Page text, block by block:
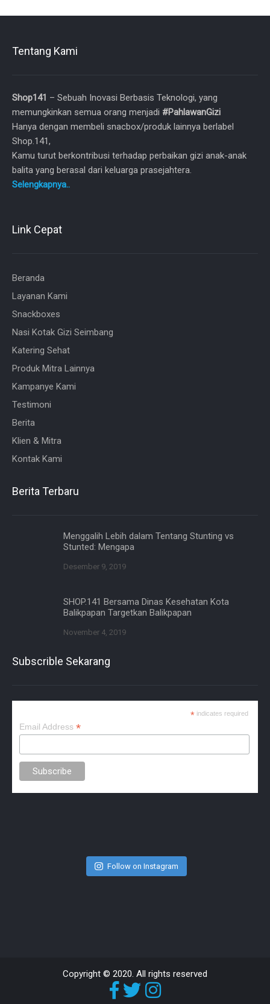
Tentang Kami
Shop141 – Sebuah Inovasi Berbasis Teknologi, yang
memungkinkan semua orang menjadi #PahlawanGizi
Hanya dengan membeli snacbox/produk lainnya berlabel
Shop.141,
Kamu turut berkontribusi terhadap perbaikan gizi anak-anak
balita yang berasal dari keluarga prasejahtera.
Selengkapnya..
Link Cepat
Beranda
Layanan Kami
Snackboxes
Nasi Kotak Gizi Seimbang
Katering Sehat
Produk Mitra Lainnya
Kampanye Kami
Testimoni
Berita
Klien & Mitra
Kontak Kami
Berita Terbaru
Menggalih Lebih dalam Tentang Stunting vs
Stunted: Mengapa
Desember 9, 2019
SHOP.141 Bersama Dinas Kesehatan Kota
Balikpapan Targetkan Balikpapan
November 4, 2019
Subscrible Sekarang
* indicates required
Email Address*
Follow on Instagram
Copyright © 2020. All rights reserved